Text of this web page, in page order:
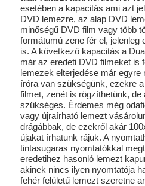
esetében a kapacitás ami azt
DVD lemezre, az alap DVD
minőségű DVD film vagy több
formátumú zene fér el, jelenleg
is. A következő kapacitás a
már az eredeti DVD filmeket is
lemezek elterjedése már
íróra van szükségünk, ezekre
filmet, zenét is rögzíthetünk,
szükséges. Érdemes még
vagy újraírható lemezt
drágábbak, de ezekről akár
újakat írhatunk rájuk. A
tintasugaras nyomtatókkal
eredetihez hasonló lemezt
akinek nincs ilyen nyomtatója
fehér felületű lemezt szeretne